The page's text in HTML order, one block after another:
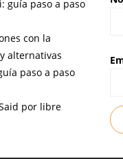
guía paso a paso
con la
alternativas
paso a paso
por libre